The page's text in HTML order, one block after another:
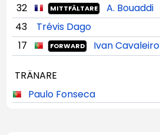
32
MITTFÄLTARE
A. Bouaddi
43
Trévis Dago
17
FORWARD Ivan Cavaleiro
TRÄNARE
Paulo Fonseca